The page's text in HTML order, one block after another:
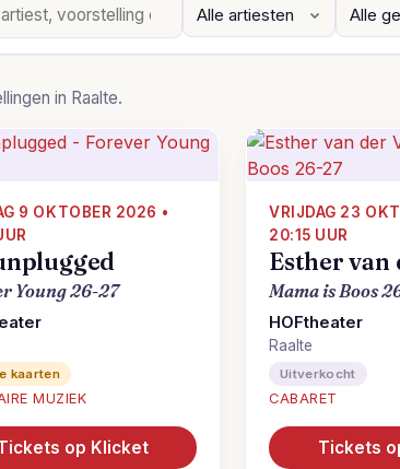
in Raalte.
9 OKTOBER 2026 •
Young 26-27
kaarten
MUZIEK
op Klicket
VRIJDAG 23
20:15 UUR
Esther
Mama is Boos
HOFtheater
Raalte
Uitverkocht
CABARET
Tickets